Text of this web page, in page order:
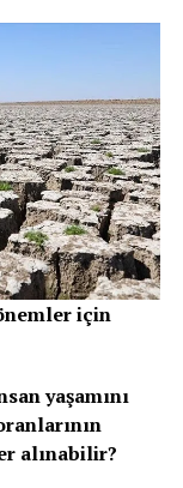
için
yaşamını
alınabilir?